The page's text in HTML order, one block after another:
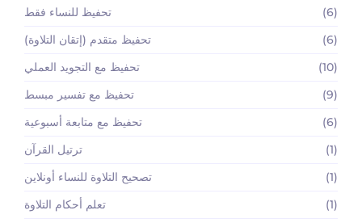
تحفيظ للنساء فقط
(6)
تحفيظ متقدم (إتقان التلاوة)
(6)
تحفيظ مع التجويد العملي
(10)
تحفيظ مع تفسير مبسط
(9)
تحفيظ مع متابعة أسبوعية
(6)
ترتيل القرآن
(1)
تصحيح التلاوة للنساء أونلاين
(1)
تعلم أحكام التلاوة
(1)